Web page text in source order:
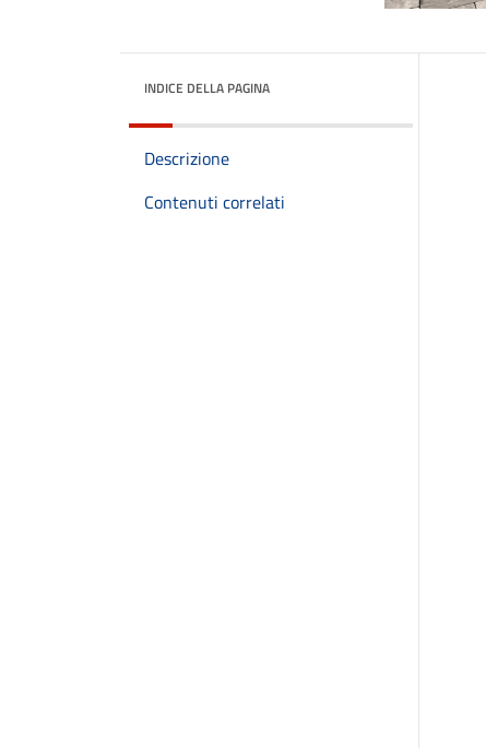
INDICE DELLA PAGINA
Descrizione
Contenuti correlati